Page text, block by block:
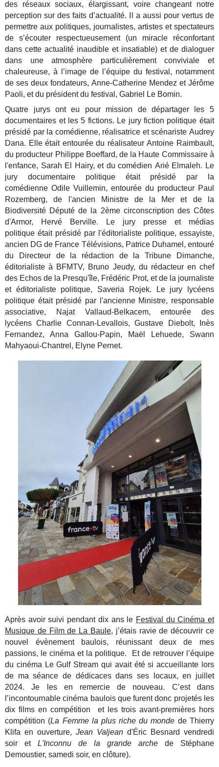
des réseaux sociaux, élargissant, voire changeant notre
perception sur des faits d’actualité. Il a aussi pour vertus de
permettre aux politiques, journalistes, artistes et spectateurs
de s’écouter respectueusement (un miracle réconfortant
dans cette actualité inaudible et insatiable) et de dialoguer
dans une atmosphère particulièrement conviviale et
chaleureuse, à l’image de l’équipe du festival, notamment
de ses deux fondateurs, Anne-Catherine Mendez et Jérôme
Paoli, et du président du festival, Gabriel Le Bomin.
Quatre jurys ont eu pour mission de départager les 5
documentaires et les 5 fictions. Le jury fiction politique était
présidé par la comédienne, réalisatrice et scénariste Audrey
Dana. Elle était entourée du réalisateur Antoine Raimbault,
du producteur Philippe Boeffard, de la Haute Commissaire à
l'enfance, Sarah El Hairy, et du comédien Arié Elmaleh. Le
jury documentaire politique était présidé par la
comédienne Odile Vuillemin, entourée du producteur Paul
Rozemberg, de l'ancien Ministre de la Mer et de la
Biodiversité Député de la 2ème circonscription des Côtes
d'Armor, Hervé Berville. Le jury presse et médias
politique était présidé par l'éditorialiste politique, essayiste,
ancien DG de France Télévisions, Patrice Duhamel, entouré
du Directeur de la rédaction de la Tribune Dimanche,
éditorialiste à BFMTV, Bruno Jeudy, du rédacteur en chef
des Echos de la Presqu'île, Frédéric Prot, et de la journaliste
et éditorialiste politique, Saveria Rojek. Le jury lycéens
politique était présidé par l'ancienne Ministre, responsable
associative, Najat Vallaud-Belkacem, entourée des
lycéens Charlie Connan-Levallois, Gustave Diebolt, Inès
Fernandez, Anna Gallou-Papin, Maël Lehuede, Swann
Mahyaoui-Chantrel, Elyne Pernet.
Après avoir suivi pendant dix ans le Festival du Cinéma et
Musique de Film de La Baule, j’étais ravie de découvrir ce
nouvel évènement baulois, réunissant deux de mes
passions, le cinéma et la politique. Et de retrouver l’équipe
du cinéma Le Gulf Stream qui avait été si accueillante lors
de ma séance de dédicaces dans ses locaux, en juillet
2024. Je les en remercie de nouveau. C’est dans
l’incontournable cinéma baulois que furent donc projetés les
dix films en compétition et les trois avant-premières hors
compétition (La Femme la plus riche du monde de Thierry
Klifa en ouverture,Jean Valjean d'Éric Besnard vendredi
soir etL'Inconnu de la grande archede Stéphane
Demoustier, samedi soir, en clôture).